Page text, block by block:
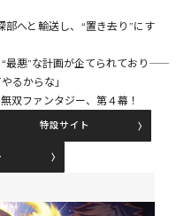
へと輸送し、“置き去り”にす
悪”な計画が企てられており――
るからな」
双ファンタジー、第４幕！
特設サイト